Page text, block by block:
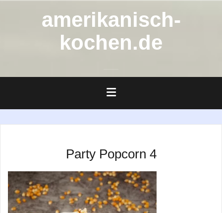
amerikanisch-
kochen.de
Party Popcorn 4